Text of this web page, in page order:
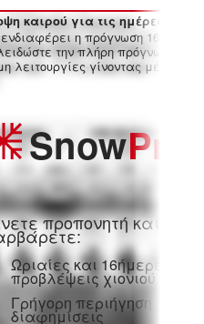
καιρού για τις ημέρες 7-16:
η πρόγνωση 16
την πλήρη πρόγνωση
λειτουργίες γίνοντας μέλος
SnowPro
προπονητή και
Ωριαίες και 16ήμερες
προβλέψεις χιονιού
Γρήγορη περιήγηση χωρίς
διαφημίσεις